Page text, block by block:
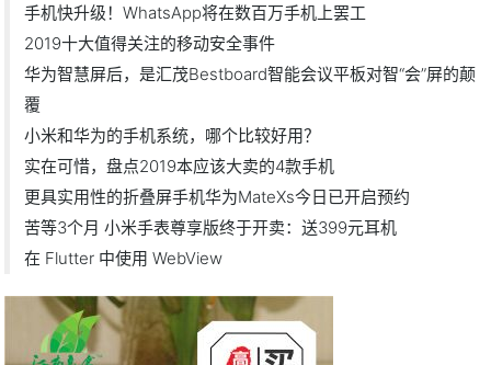
手机快升级！WhatsApp将在数百万手机上罢工
2019十大值得关注的移动安全事件
华为智慧屏后，是汇茂Bestboard智能会议平板对智“会”屏的颠
覆
小米和华为的手机系统，哪个比较好用？
实在可惜，盘点2019本应该大卖的4款手机
更具实用性的折叠屏手机华为MateXs今日已开启预约
苦等3个月 小米手表尊享版终于开卖：送399元耳机
在 Flutter 中使用 WebView